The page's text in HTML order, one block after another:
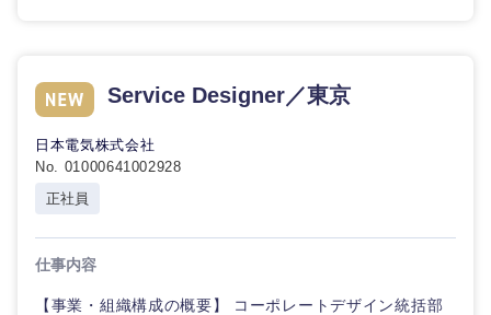
Service Designer／東京
日本電気株式会社
No. 01000641002928
正社員
仕事内容
【事業・組織構成の概要】 コーポレートデザイン統括部